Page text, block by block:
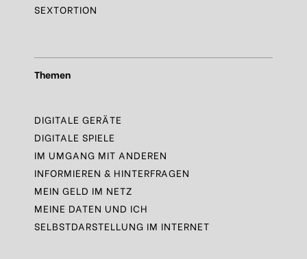
SEXTORTION
Themen
DIGITALE GERÄTE
DIGITALE SPIELE
IM UMGANG MIT ANDEREN
INFORMIEREN & HINTERFRAGEN
MEIN GELD IM NETZ
MEINE DATEN UND ICH
SELBSTDARSTELLUNG IM INTERNET